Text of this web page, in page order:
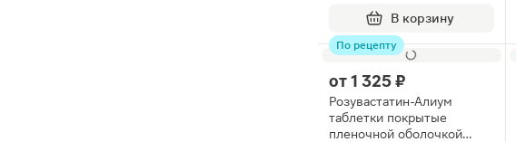
В корзину
По рецепту
от1 325 ₽
Розувастатин-Алиум
таблетки покрытые
пленочной оболочкой